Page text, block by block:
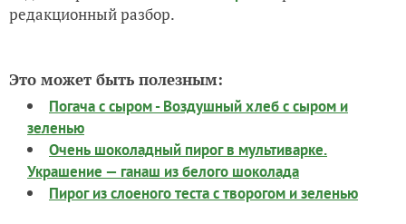
редакционный разбор.
Это может быть полезным:
Погача с сыром - Воздушный хлеб с сыром и
зеленью
Очень шоколадный пирог в мультиварке.
Украшение — ганаш из белого шоколада
Пирог из слоеного теста с творогом и зеленью